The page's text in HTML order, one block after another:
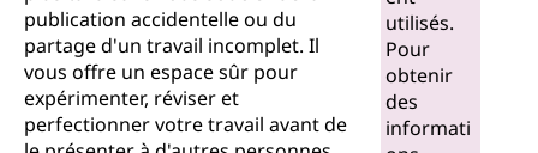
publication accidentelle ou du
partage d'un travail incomplet. Il
vous offre un espace sûr pour
expérimenter, réviser et
perfectionner votre travail avant de
utilisés.
Pour
obtenir
des
informati